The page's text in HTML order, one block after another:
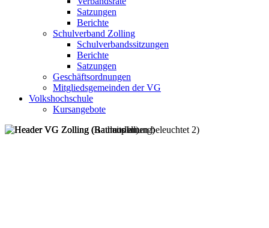
Satzungen
Berichte
Schulverband Zolling
Schulverbandssitzungen
Berichte
Satzungen
Geschäftsordnungen
Mitgliedsgemeinden der VG
Volkshochschule
Kursangebote